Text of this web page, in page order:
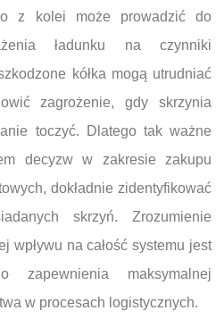
z kolei może prowadzić do
ładunku na czynniki
kółka mogą utrudniać
zagrożenie, gdy skrzynia
toczyć. Dlatego tak ważne
decyzw w zakresie zakupu
dokładnie zidentyfikować
skrzyń. Zrozumienie
wpływu na całość systemu jest
zapewnienia maksymalnej
w procesach logistycznych.